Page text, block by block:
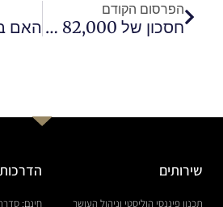
הפרסום הקודם
חסכון של 82,000 ש"ח בכספי מיסים בפרישה!
שירותים
תכנון פיננסי הוליסטי וניהול העושר
הדרכות
חינם: